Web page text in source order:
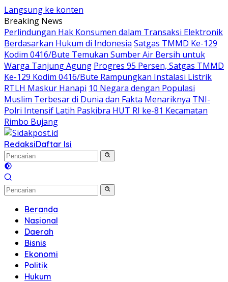
Langsung ke konten
Breaking News
Perlindungan Hak Konsumen dalam Transaksi Elektronik
Berdasarkan Hukum di Indonesia Satgas TMMD Ke-129
Kodim 0416/Bute Temukan Sumber Air Bersih untuk
Warga Tanjung Agung Progres 95 Persen, Satgas TMMD
Ke-129 Kodim 0416/Bute Rampungkan Instalasi Listrik
RTLH Maskur Hanapi 10 Negara dengan Populasi
Muslim Terbesar di Dunia dan Fakta Menariknya TNI-
Polri Intensif Latih Paskibra HUT RI ke-81 Kecamatan
Rimbo Bujang
RedaksiDaftar Isi
Beranda
Nasional
Daerah
Bisnis
Ekonomi
Politik
Hukum